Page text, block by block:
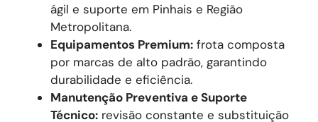
ágil e suporte em Pinhais e Região
Metropolitana.
Equipamentos Premium: frota composta
por marcas de alto padrão, garantindo
durabilidade e eficiência.
Manutenção Preventiva e Suporte
Técnico: revisão constante e substituição